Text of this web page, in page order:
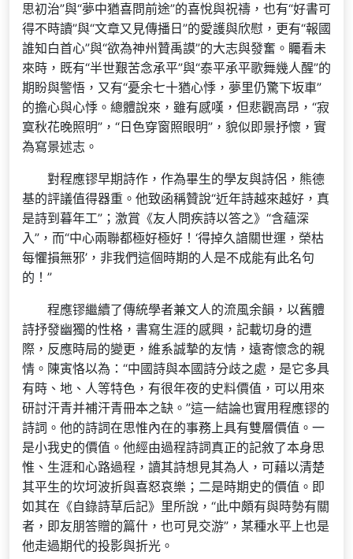
思初治”與“夢中猶喜問前途”的喜悅與祝禱，也有“好書可
得不時讀”與“文章又見傳播日”的愛護與欣慰，更有“報國
誰知白首心”與“欲為神州贊禹謨”的大志與發奮。矚看未
來時，既有“半世艱苦念承平”與“泰平承平歌舞幾人醒”的
期盼與警悟，又有“憂余七十猶心悸，夢里仍驚下坂車”
的擔心與心悸。總體說來，雖有感嘆，但悲觀高昂，“寂
寞秋花晚照明”，“日色穿窗照眼明”，貌似即景抒懷，實
為寫景述志。
對程應镠早期詩作，作為畢生的學友與詩侶，熊德
基的評議值得器重。他致函稱贊說“近年詩越來越好，真
是詩到暮年工”；激賞《友人問疾詩以答之》“含蘊深
入”，而“中心兩聯都極好極好！‘得掉久諳關世運，榮枯
每懼損無邪’，非我們這個時期的人是不成能有此名句
的！”
程應镠繼續了傳統學者兼文人的流風余韻，以舊體
詩抒發幽獨的性格，書寫生涯的感興，記載切身的遭
際，反應時局的變更，維系誠摯的友情，遠寄懷念的親
情。陳寅恪以為：“中國詩與本國詩分歧之處，是它多具
有時、地、人等特色，有很年夜的史料價值，可以用來
研討汗青并補汗青冊本之缺。”這一結論也實用程應镠的
詩詞。他的詩詞在思惟內在的事務上具有雙層價值。一
是小我史的價值。他經由過程詩詞真正的記敘了本身思
惟、生涯和心路過程，讀其詩想見其為人，可藉以清楚
其平生的坎坷波折與喜怒哀樂；二是時期史的價值。即
如其在《自錄詩草后記》里所說，“此中頗有與時勢有關
者，即友朋答贈的篇什，也可見交游”，某種水平上也是
他走過期代的投影與折光。